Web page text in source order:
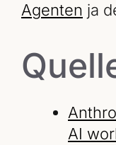
Agenten ja
AI